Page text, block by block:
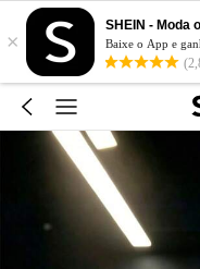
×
SHEIN - Moda
Baixe o App e